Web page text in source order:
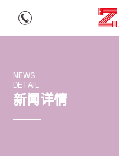
NEWS
DETAIL
新闻详情